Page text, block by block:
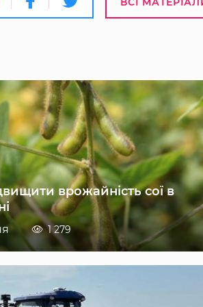
врожайність сої в
1 279